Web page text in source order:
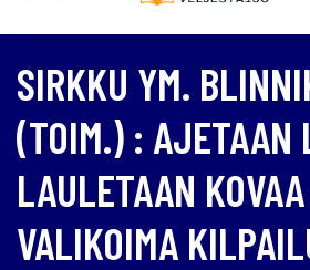
SIRKKU YM.
(TOIM.) : AJETAAN
LAULETAAN
VALIKOIMA